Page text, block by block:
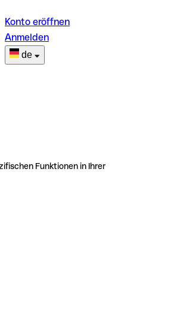
Konto eröffnen
Anmelden
de
Funktionen in Ihrer